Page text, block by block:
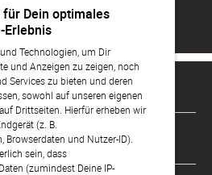
für Dein optimales
Erlebnis
Technologien, um Dir
und Anzeigen zu zeigen, noch
Services zu bieten und deren
sowohl auf unseren eigenen
Drittseiten. Hierfür erheben wir
(z. B.
Browserdaten und Nutzer-ID).
sein, dass
(zumindest Deine IP-